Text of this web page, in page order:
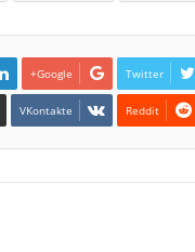
Twitter
Google+